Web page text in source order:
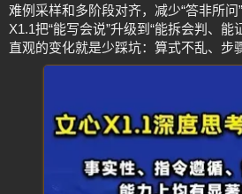
难例采样和多阶段对齐，减少“答非所问
X1.1把“能写会说”升级到“能拆会判、
直观的变化就是少踩坑：算式不乱、步